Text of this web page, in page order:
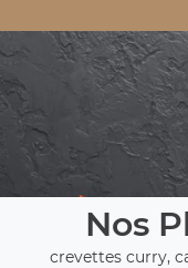
Nos
crevettes curry,